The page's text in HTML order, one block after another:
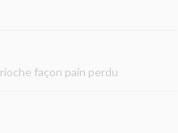
façon pain perdu